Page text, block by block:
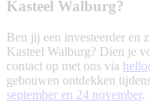
Kasteel Walburg?
Ben jij een investeerder en
Kasteel Walburg? Dien je
contact op met ons via
gebouwen ontdekken
september en 24 november.